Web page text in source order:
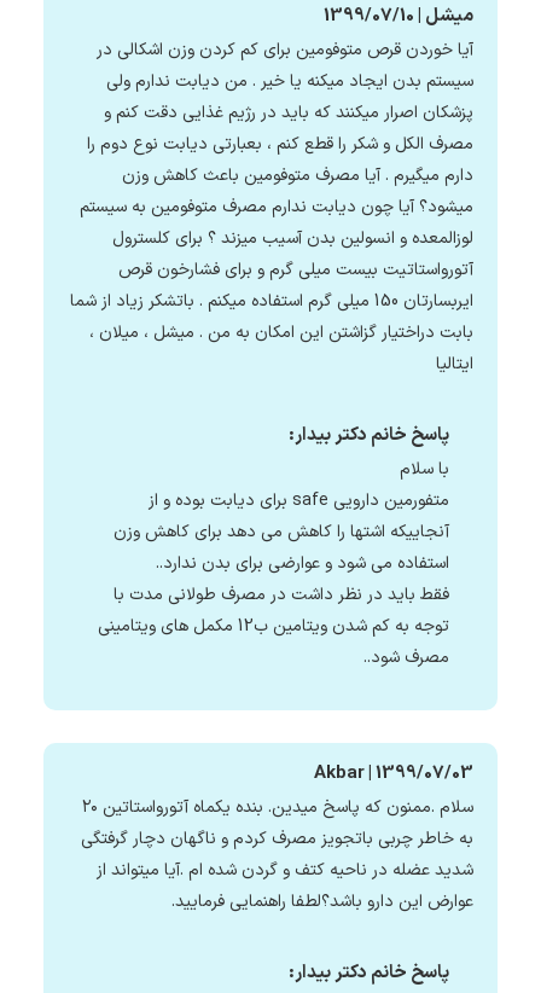
میشل | 1399/07/10
آیا خوردن قرص متوفومین برای کم کردن وزن اشکالی در
سیستم بدن ایجاد میکنه یا خیر . من دیابت ندارم ولی
پزشکان اصرار میکنند که باید در رژیم غذایی دقت کنم و
مصرف الکل و شکر را قطع کنم ، بعبارتی دیابت نوع دوم را
دارم میگیرم . آیا مصرف متوفومین باعث کاهش وزن
میشود؟ آیا چون دیابت ندارم مصرف متوفومین به سیستم
لوزالمعده و انسولین بدن آسیب میزند ؟ برای کلسترول
آتورواستاتیت بیست میلی گرم و برای فشارخون قرص
ایربسارتان 150 میلی گرم استفاده میکنم . باتشکر زیاد از شما
بابت دراختیار گزاشتن این امکان به من . میشل ، میلان ،
ایتالیا
پاسخ خانم دکتر بیدار:
با سلام
متفورمین دارویی safe برای دیابت بوده و از
آنجاییکه اشتها را کاهش می دهد برای کاهش وزن
استفاده می شود و عوارضی برای بدن ندارد..
فقط باید در نظر داشت در مصرف طولانی مدت با
توجه به کم شدن ویتامین ب12 مکمل های ویتامینی
مصرف شود..
Akbar | 1399/07/03
سلام .ممنون که پاسخ میدین. بنده یکماه آتورواستاتین ۲۰
به خاطر چربی باتجویز مصرف کردم و ناگهان دچار گرفتگی
شدید عضله در ناحیه کتف و گردن شده ام .آیا میتواند از
عوارض این دارو باشد؟لطفا راهنمایی فرمایید.
پاسخ خانم دکتر بیدار: